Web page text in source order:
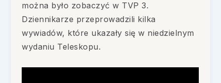
można było zobaczyć w TVP 3.
Dziennikarze przeprowadzili kilka
wywiadów, które ukazały się w niedzielnym
wydaniu Teleskopu.